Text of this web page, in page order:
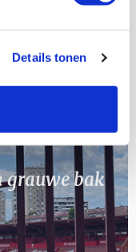
Details tonen
grauwe bak